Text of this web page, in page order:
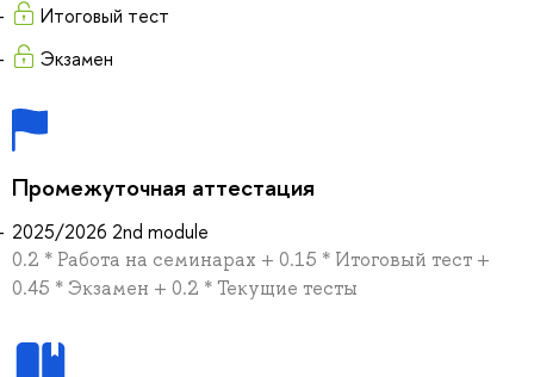
Итоговый тест
Экзамен
Промежуточная аттестация
2025/2026 2nd module
0.2 * Работа на семинарах + 0.15 * Итоговый тест +
0.45 * Экзамен + 0.2 * Текущие тесты